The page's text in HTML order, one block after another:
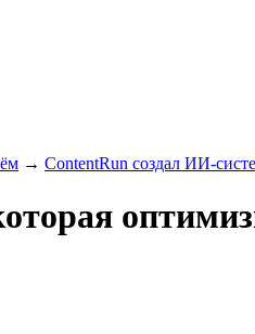
→ ContentRun создал ИИ-